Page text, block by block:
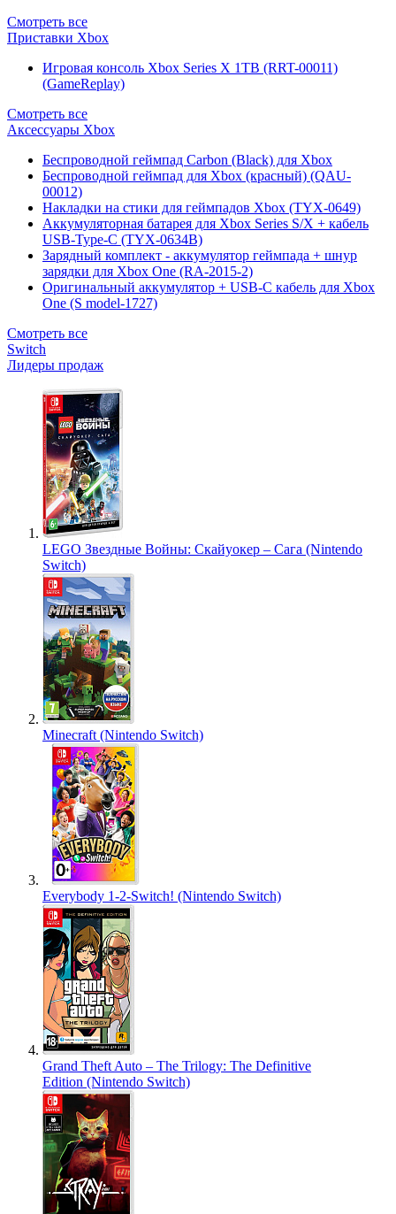
Смотреть все
Приставки Xbox
Игровая консоль Xbox Series X 1TB (RRT-00011)
(GameReplay)
Смотреть все
Аксессуары Xbox
Беспроводной геймпад Carbon (Black) для Xbox
Беспроводной геймпад для Xbox (красный) (QAU-
00012)
Накладки на стики для геймпадов Xbox (TYX-0649)
Аккумуляторная батарея для Xbox Series S/X + кабель
USB-Type-C (TYX-0634B)
Зарядный комплект - аккумулятор геймпада + шнур
зарядки для Xbox One (RA-2015-2)
Оригинальный аккумулятор + USB-C кабель для Xbox
One (S model-1727)
Смотреть все
Switch
Лидеры продаж
LEGO Звездные Войны: Скайуокер – Сага (Nintendo
Switch)
Minecraft (Nintendo Switch)
Everybody 1-2-Switch! (Nintendo Switch)
Grand Theft Auto – The Trilogy: The Definitive
Edition (Nintendo Switch)